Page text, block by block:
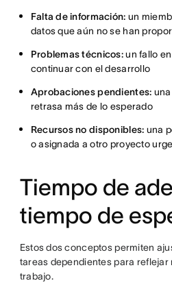
Falta de información: un
datos que aún no se han
Problemas técnicos:un fallo
continuar con el desarrollo
Aprobaciones pendientes:
retrasa más de lo esperado
Recursos no disponibles: una
o asignada a otro proyecto
Tiempo de
tiempo de
Estos dos conceptos permiten
tareas dependientes para reflejar
trabajo.